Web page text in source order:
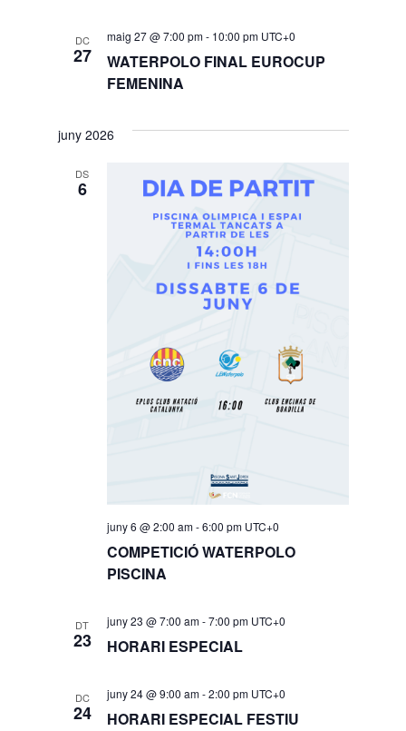
DC
27
WATERPOLO FINAL EUROCUP
FEMENINA
maig 27 @ 7:00 pm- 10:00 pm UTC+0
juny 2026
DS
6
COMPETICIÓ WATERPOLO
PISCINA
juny 6 @ 2:00 am-6:00 pm UTC+0
DT
23 HORARI ESPECIAL
juny 23 @ 7:00 am-7:00 pm UTC+0
DC
24 HORARI ESPECIAL FESTIU
juny 24 @ 9:00 am-2:00 pm UTC+0